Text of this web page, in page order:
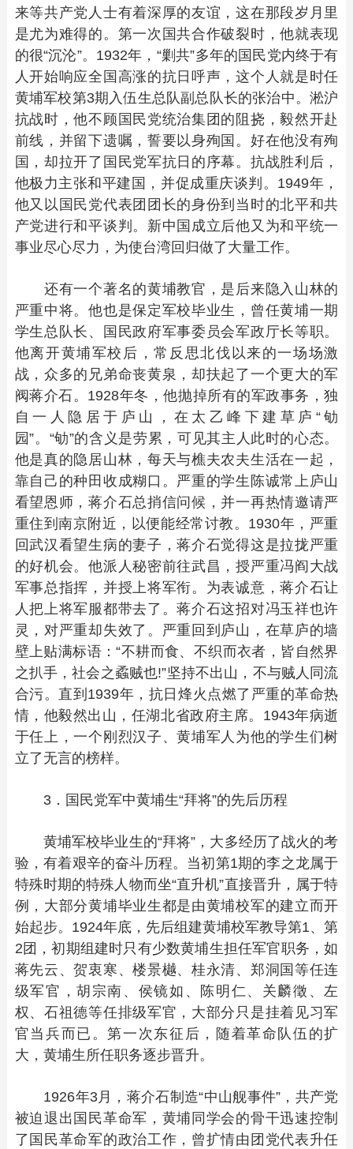
来等共产党人士有着深厚的友谊，这在那段岁月里
是尤为难得的。第一次国共合作破裂时，他就表现
的很“沉沦”。1932年，“剿共”多年的国民党内终于有
人开始响应全国高涨的抗日呼声，这个人就是时任
黄埔军校第3期入伍生总队副总队长的张治中。淞沪
抗战时，他不顾国民党统治集团的阻挠，毅然开赴
前线，并留下遗嘱，誓要以身殉国。好在他没有殉
国，却拉开了国民党军抗日的序幕。抗战胜利后，
他极力主张和平建国，并促成重庆谈判。1949年，
他又以国民党代表团团长的身份到当时的北平和共
产党进行和平谈判。新中国成立后他又为和平统一
事业尽心尽力，为使台湾回归做了大量工作。
还有一个著名的黄埔教官，是后来隐入山林的
严重中将。他也是保定军校毕业生，曾任黄埔一期
学生总队长、国民政府军事委员会军政厅长等职。
他离开黄埔军校后，常反思北伐以来的一场场激
战，众多的兄弟命丧黄泉，却扶起了一个更大的军
阀蒋介石。1928年冬，他抛掉所有的军政事务，独
自一人隐居于庐山，在太乙峰下建草庐“劬
园”。“劬”的含义是劳累，可见其主人此时的心态。
他是真的隐居山林，每天与樵夫农夫生活在一起，
靠自己的种田收成糊口。严重的学生陈诚常上庐山
看望恩师，蒋介石总捎信问候，并一再热情邀请严
重住到南京附近，以便能经常讨教。1930年，严重
回武汉看望生病的妻子，蒋介石觉得这是拉拢严重
的好机会。他派人秘密前往武昌，授严重冯阎大战
军事总指挥，并授上将军衔。为表诚意，蒋介石让
人把上将军服都带去了。蒋介石这招对冯玉祥也许
灵，对严重却失效了。严重回到庐山，在草庐的墙
壁上贴满标语：“不耕而食、不织而衣者，皆自然界
之扒手，社会之蟊贼也!”坚持不出山，不与贼人同流
合污。直到1939年，抗日烽火点燃了严重的革命热
情，他毅然出山，任湖北省政府主席。1943年病逝
于任上，一个刚烈汉子、黄埔军人为他的学生们树
立了无言的榜样。
3．国民党军中黄埔生“拜将”的先后历程
黄埔军校毕业生的“拜将”，大多经历了战火的考
验，有着艰辛的奋斗历程。当初第1期的李之龙属于
特殊时期的特殊人物而坐“直升机”直接晋升，属于特
例，大部分黄埔毕业生都是由黄埔校军的建立而开
始起步。1924年底，先后组建黄埔校军教导第1、第
2团，初期组建时只有少数黄埔生担任军官职务，如
蒋先云、贺衷寒、楼景樾、桂永清、郑洞国等任连
级军官，胡宗南、侯镜如、陈明仁、关麟徵、左
权、石祖德等任排级军官，大部分只是挂着见习军
官当兵而已。第一次东征后，随着革命队伍的扩
大，黄埔生所任职务逐步晋升。
1926年3月，蒋介石制造“中山舰事件”，共产党
被迫退出国民革命军，黄埔同学会的骨干迅速控制
了国民革命军的政治工作，曾扩情由团党代表升任